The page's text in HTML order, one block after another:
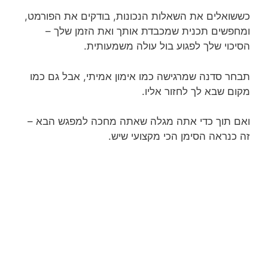
כששואלים את השאלות הנכונות, בודקים את הפורמט,
ומחפשים תכנית שמכבדת אותך ואת הזמן שלך –
הסיכוי שלך לפגוע בול עולה משמעותית.
תבחר סדנה שמרגישה כמו אימון אמיתי, אבל גם כמו
מקום שבא לך לחזור אליו.
ואם תוך כדי אתה מגלה שאתה מחכה למפגש הבא –
זה כנראה הסימן הכי מקצועי שיש.